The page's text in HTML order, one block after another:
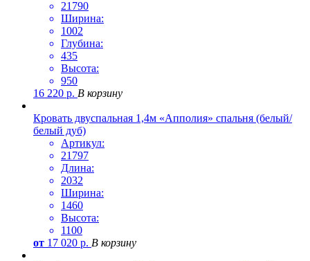
21790
Ширина:
1002
Глубина:
435
Высота:
950
16 220 р. В корзину
Кровать двуспальная 1,4м «Апполия» спальня (белый/
белый дуб)
Артикул:
21797
Длина:
2032
Ширина:
1460
Высота:
1100
от 17 020 р. В корзину